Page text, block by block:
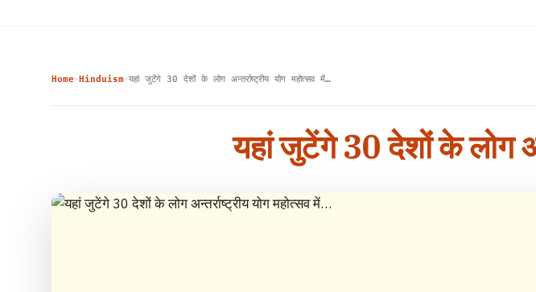
Home›Hinduism›यहां जुटेंगे 30 देशों के लोग अन्तर्राष्ट्रीय योग महोत्सव में…
यहां जुटेंगे 30 देशों के लोग